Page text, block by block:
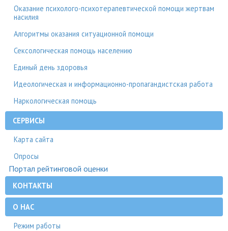
Оказание психолого-психотерапевтической помощи жертвам
насилия
Алгоритмы оказания ситуационной помощи
Сексологическая помощь населению
Единый день здоровья
Идеологическая и информационно-пропагандистская работа
Наркологическая помощь
СЕРВИСЫ
Карта сайта
Опросы
Портал рейтинговой оценки
КОНТАКТЫ
О НАС
Режим работы